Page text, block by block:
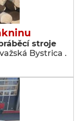
stroje
Bystrica .